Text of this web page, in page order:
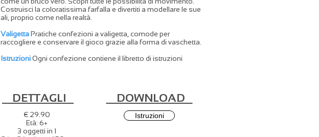
Costruisci la coloratissima farfalla e divertiti a modellare le sue
ali, proprio come nella realtà.
ValigettaPratiche confezioni a valigetta, comode per
raccogliere e conservare il gioco grazie alla forma di vaschetta.
IstruzioniOgni confezione contiene il libretto di istruzioni
DETTAGLI
€ 29.90
Età: 6+
3 oggetti in 1
DOWNLOAD
Istruzioni